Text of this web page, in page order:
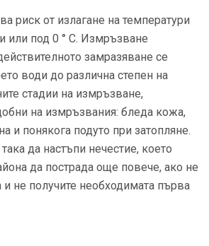
риск от излагане на температури
или под 0 ° С. Измръзване
замразяване се
води до различна степен на
стадии на измръзване,
на измръзвания: бледа кожа,
и понякога подуто при затопляне.
да настъпи нечестие, което
да пострада още повече, ако не
и не получите необходимата първа